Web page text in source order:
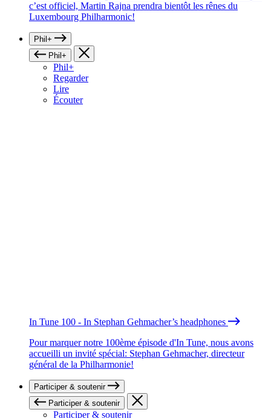
c’est officiel, Martin Rajna prendra bientôt les rênes du
Luxembourg Philharmonic!
Phil+
Phil+
Phil+
Regarder
Lire
Écouter
In Tune 100 - In Stephan Gehmacher’s headphones
Pour marquer notre 100ème épisode d'In Tune, nous avons
accueilli un invité spécial: Stephan Gehmacher, directeur
général de la Philharmonie!
Participer & soutenir
Participer & soutenir
Participer & soutenir